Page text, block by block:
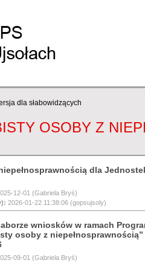
dla słabowidzących
OSOBY Z
dla
12-01 (Gabriela Bryś)
2026-01-22 11:38:06 (gopsujsoly)
wniosków w ramach
osoby z
09-01 (Gabriela Bryś)